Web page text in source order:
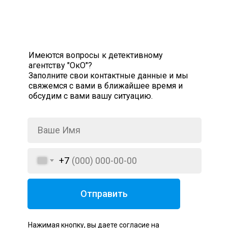
Имеются вопросы к детективному
агентству "ОкО"?
Заполните свои контактные данные и мы
свяжемся с вами в ближайшее время и
обсудим с вами вашу ситуацию.
+7
Отправить
Нажимая кнопку, вы даете согласие на